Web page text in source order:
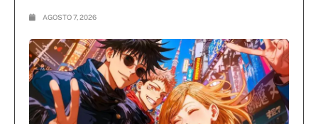
AGOSTO 7, 2026